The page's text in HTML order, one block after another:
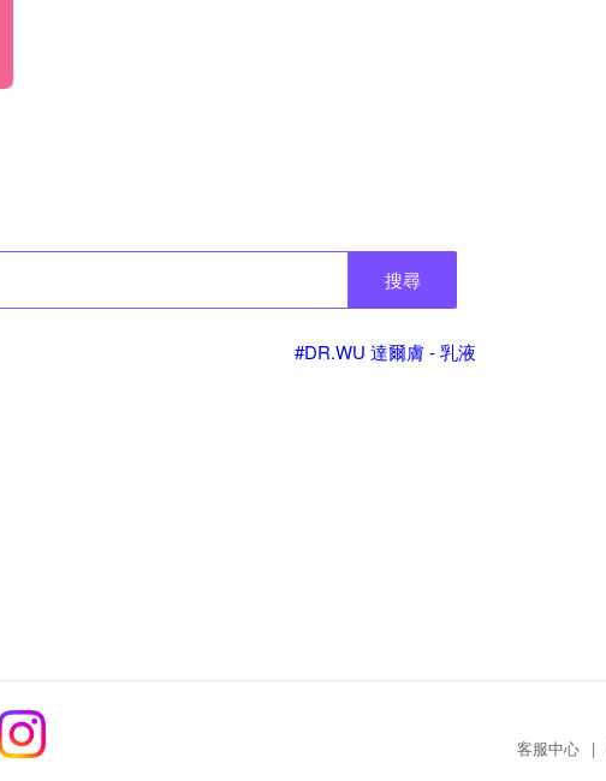
搜尋
#DR.WU 達爾膚 - 乳液
客服中心 |